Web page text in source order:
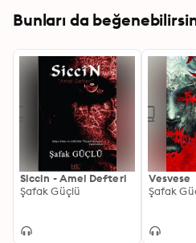
Bunları da
Siccin - Amel Defteri
Şafak Güçlü
Vesvese
Şafak